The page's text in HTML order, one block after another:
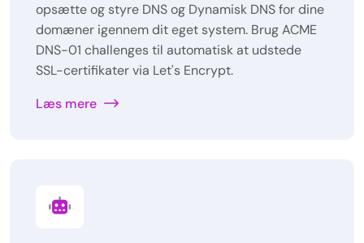
opsætte og styre DNS og Dynamisk DNS for dine
domæner igennem dit eget system. Brug ACME
DNS-01 challenges til automatisk at udstede
SSL-certifikater via Let's Encrypt.
Læs mere